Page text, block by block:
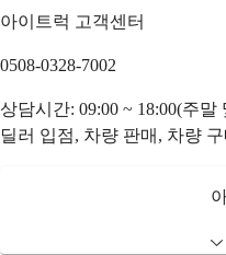
아이트럭 고객센터
0508-0328-7002
상담시간: 09:00 ~ 18:00(주말
딜러 입점, 차량 판매, 차량